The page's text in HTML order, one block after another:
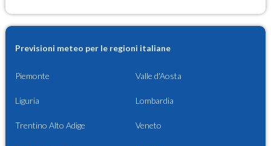
Previsioni meteo per le regioni italiane
Piemonte Valle d'Aosta
Liguria Lombardia
Trentino Alto Adige Veneto